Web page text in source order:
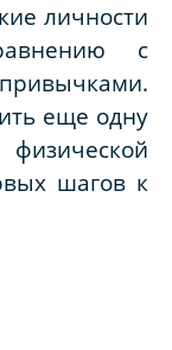
личности
с
еще одну
шагов к